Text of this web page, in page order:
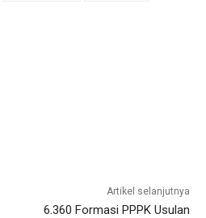
Artikel selanjutnya
6.360 Formasi PPPK Usulan